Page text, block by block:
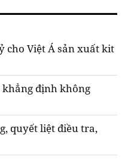
cho Việt Á sản xuất kit
khẳng định không
quyết liệt điều tra,